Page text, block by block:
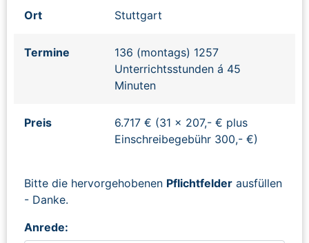
Ort Stuttgart
Termine
136 (montags) 1257
Unterrichtsstunden á 45
Minuten
Preis
6.717 € (31 x 207,- € plus
Einschreibegebühr 300,- €)
Bitte die hervorgehobenen Pflichtfelder ausfüllen
- Danke.
Anrede: